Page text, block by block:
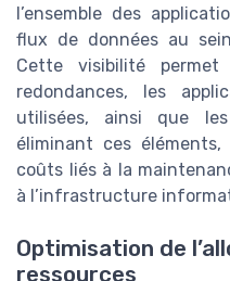
l’ensemble des
flux de données au
Cette visibilité permet
redondances, les
utilisées, ainsi que
éliminant ces éléments,
coûts liés à la
à l’infrastructure
Optimisation de
ressources